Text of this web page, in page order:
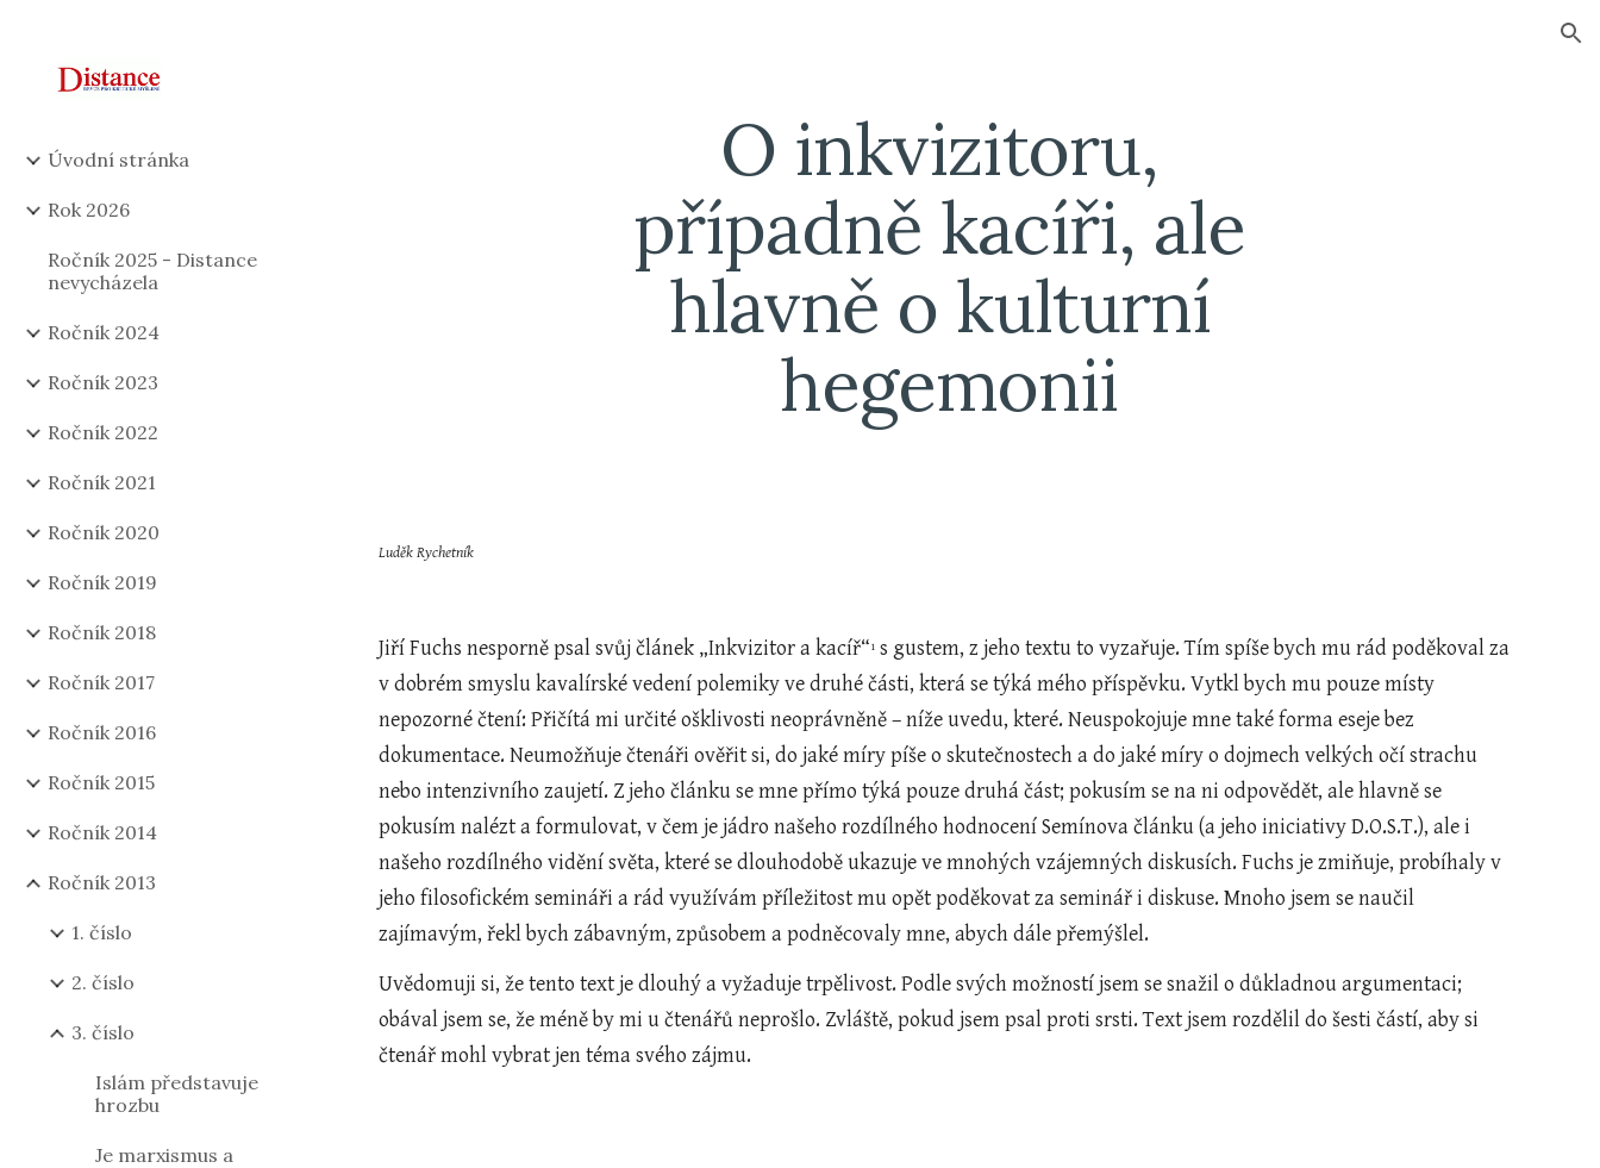
Úvodní stránka
Rok 2026
Ročník 2025 - Distance
nevycházela
Ročník 2024
Ročník 2023
Ročník 2022
Ročník 2021
Ročník 2020
Ročník 2019
Ročník 2018
Ročník 2017
Ročník 2016
Ročník 2015
Ročník 2014
Ročník 2013
1. číslo
2. číslo
3. číslo
Islám představuje
hrozbu
Je marxismus a
O inkvizitoru,
případně kacíři, ale
hlavně o kulturní
hegemonii
Luděk Rychetník
Jiří Fuchs nesporně psal svůj článek „Inkvizitor a kacíř“1 s gustem, z jeho textu to vyzařuje. Tím spíše bych mu rád poděkoval za
v dobrém smyslu kavalírské vedení polemiky ve druhé části, která se týká mého příspěvku. Vytkl bych mu pouze místy
nepozorné čtení: Přičítá mi určité ošklivosti neoprávněně – níže uvedu, které. Neuspokojuje mne také forma eseje bez
dokumentace. Neumožňuje čtenáři ověřit si, do jaké míry píše o skutečnostech a do jaké míry o dojmech velkých očí strachu
nebo intenzivního zaujetí. Z jeho článku se mne přímo týká pouze druhá část; pokusím se na ni odpovědět, ale hlavně se
pokusím nalézt a formulovat, v čem je jádro našeho rozdílného hodnocení Semínova článku (a jeho iniciativy D.O.S.T.), ale i
našeho rozdílného vidění světa, které se dlouhodobě ukazuje ve mnohých vzájemných diskusích. Fuchs je zmiňuje, probíhaly v
jeho filosofickém semináři a rád využívám příležitost mu opět poděkovat za seminář i diskuse. Mnoho jsem se naučil
zajímavým, řekl bych zábavným, způsobem a podněcovaly mne, abych dále přemýšlel.
Uvědomuji si, že tento text je dlouhý a vyžaduje trpělivost. Podle svých možností jsem se snažil o důkladnou argumentaci;
obával jsem se, že méně by mi u čtenářů neprošlo. Zvláště, pokud jsem psal proti srsti. Text jsem rozdělil do šesti částí, aby si
čtenář mohl vybrat jen téma svého zájmu.